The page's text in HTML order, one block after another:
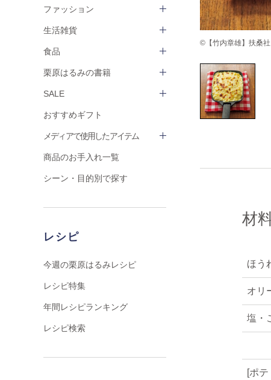
ファッション
生活雑貨
食品
栗原はるみの書籍
SALE
おすすめギフト
メディアで使用したアイテム
商品のお手入れ一覧
シーン・目的別で探す
レシピ
今週の栗原はるみレシピ
レシピ特集
年間レシピランキング
レシピ検索
©【竹内章雄】扶桑
材
ほう
オリ
塩・
[ポ